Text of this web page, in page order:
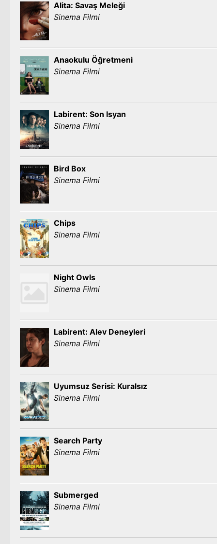
Alita: Savaş Meleği
Sinema Filmi
Anaokulu Öğretmeni
Sinema Filmi
Labirent: Son Isyan
Sinema Filmi
Bird Box
Sinema Filmi
Chips
Sinema Filmi
Night Owls
Sinema Filmi
Labirent: Alev Deneyleri
Sinema Filmi
Uyumsuz Serisi: Kuralsız
Sinema Filmi
Search Party
Sinema Filmi
Submerged
Sinema Filmi